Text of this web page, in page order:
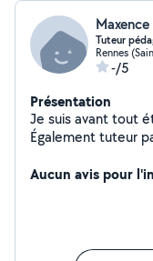
Maxence
Tuteur
Rennes
-/5
Présentation
Je suis avant tout
Également tuteur
en 1ère année
Disponible sur
Aucun avis pour